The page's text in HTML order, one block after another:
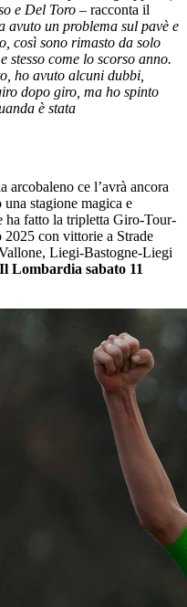
e Del Toro – racconta il
avuto un problema sul pavè e
così sono rimasto da solo
stesso come lo scorso anno.
ho avuto alcuni dubbi,
dopo giro, ma ho spinto
è stata
arcobaleno ce l’avrà ancora
stagione magica e
ha fatto la tripletta Giro-Tour-
con vittorie a Strade
Liegi-Bastogne-Liegi
Lombardia sabato 11